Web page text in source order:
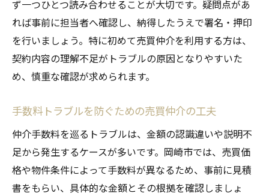
ず一つひとつ読み合わせることが大切です。疑問点があ
れば事前に担当者へ確認し、納得したうえで署名・押印
を行いましょう。特に初めて売買仲介を利用する方は、
契約内容の理解不足がトラブルの原因となりやすいた
め、慎重な確認が求められます。
手数料トラブルを防ぐための売買仲介の工夫
仲介手数料を巡るトラブルは、金額の認識違いや説明不
足から発生するケースが多いです。岡崎市では、売買価
格や物件条件によって手数料が異なるため、事前に見積
書をもらい、具体的な金額とその根拠を確認しましょ